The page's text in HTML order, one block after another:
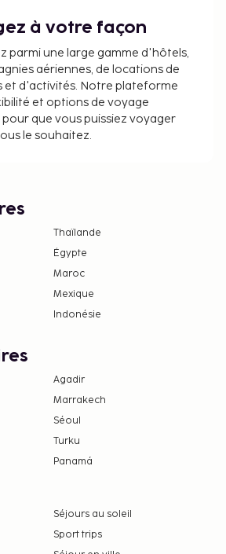
à votre façon
parmi une large gamme d'hôtels,
aériennes, de locations de
et d'activités. Notre plateforme
et options de voyage
pour que vous puissiez voyager
le souhaitez.
Thaïlande
Égypte
Maroc
Mexique
Indonésie
Agadir
Marrakech
Séoul
Turku
Panamá
Séjours au soleil
Sport trips